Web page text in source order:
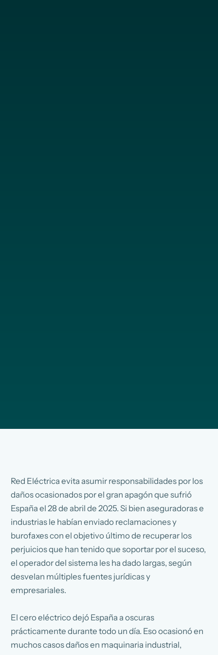
Red Eléctrica evita asumir responsabilidades por los
daños ocasionados por el gran apagón que sufrió
España el 28 de abril de 2025. Si bien aseguradoras e
industrias le habían enviado reclamaciones y
burofaxes con el objetivo último de recuperar los
perjuicios que han tenido que soportar por el suceso,
el operador del sistema les ha dado largas, según
desvelan múltiples fuentes jurídicas y
empresariales.
El cero eléctrico dejó España a oscuras
prácticamente durante todo un día. Eso ocasionó en
muchos casos daños en maquinaria industrial,